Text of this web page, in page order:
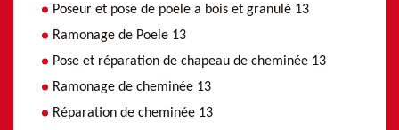
Poseur et pose de poele a bois et granulé 13
Ramonage de Poele 13
Pose et réparation de chapeau de cheminée 13
Ramonage de cheminée 13
Réparation de cheminée 13